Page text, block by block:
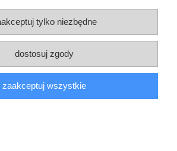
Informacje
Moje konto
Płatności i dostawa
O nas
tylko niezbędne
dostosuj zgody
zaakceptuj wszystkie